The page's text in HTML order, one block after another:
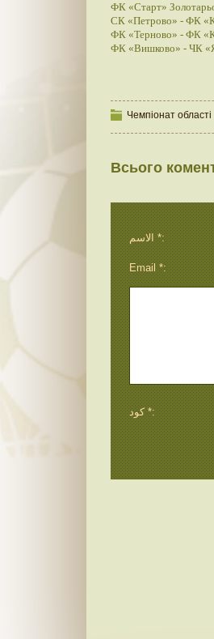
ФК «Старт»
СК «Петрово» - ФК
ФК «Терново» - ФК
ФК «Вишково» - ЧК
Чемпіонат області
Всього
الاسم *:
Email *:
كود *: